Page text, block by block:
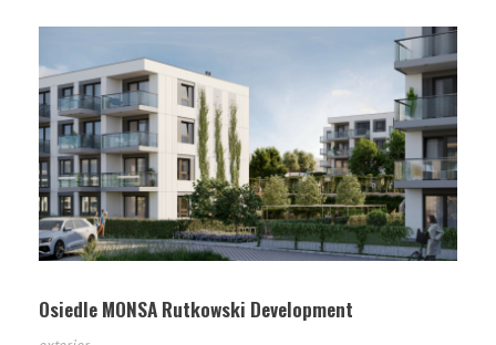
Osiedle MONSA Rutkowski Development